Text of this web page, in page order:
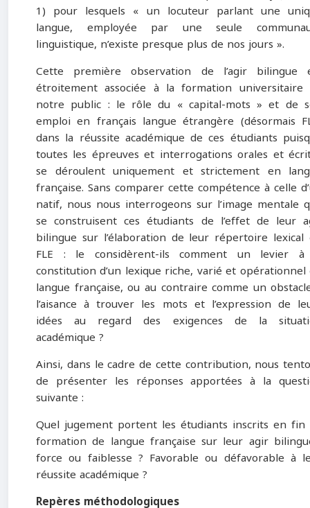
1) pour lesquels « un locuteur parlant une
langue, employée par une seule
linguistique, n’existe presque plus de nos jours ».
Cette première observation de l’agir bilingue
étroitement associée à la formation universitaire
notre public : le rôle du « capital-mots » et de
emploi en français langue étrangère (désormais
dans la réussite académique de ces étudiants
toutes les épreuves et interrogations orales et
se déroulent uniquement et strictement en
française. Sans comparer cette compétence à celle
natif, nous nous interrogeons sur l’image mentale
se construisent ces étudiants de l’effet de leur
bilingue sur l’élaboration de leur répertoire lexical
FLE : le considèrent-ils comment un levier
constitution d’un lexique riche, varié et opérationnel
langue française, ou au contraire comme un
l’aisance à trouver les mots et l’expression de
idées au regard des exigences de la
académique ?
Ainsi, dans le cadre de cette contribution, nous
de présenter les réponses apportées à la
suivante :
Quel jugement portent les étudiants inscrits en fin
formation de langue française sur leur agir
force ou faiblesse ? Favorable ou défavorable à
réussite académique ?
Repères méthodologiques